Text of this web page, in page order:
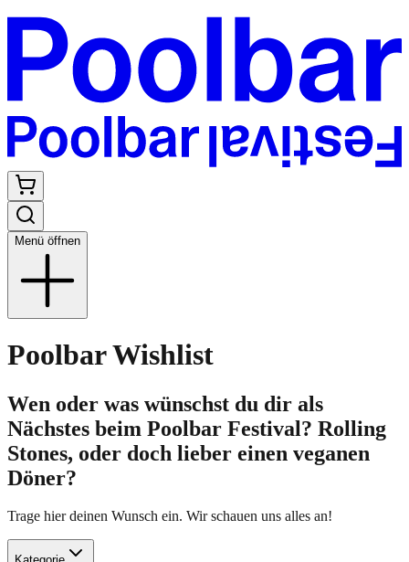
Menü öffnen
Poolbar Wishlist
Wen oder was wünschst du dir als
Nächstes beim Poolbar Festival? Rolling
Stones, oder doch lieber einen veganen
Döner?
Trage hier deinen Wunsch ein. Wir schauen uns alles an!